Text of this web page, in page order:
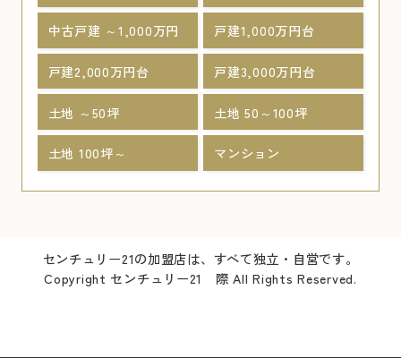
中古戸建 ～1,000万円 戸建1,000万円台
戸建2,000万円台 戸建3,000万円台
土地 ～50坪 土地 50～100坪
土地 100坪～ マンション
センチュリー21の加盟店は、すべて独立・自営です。
Copyright センチュリー21 際 All Rights Reserved.